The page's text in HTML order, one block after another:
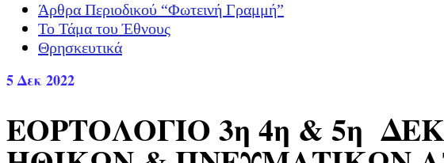
Άρθρα Περιοδικού “Φωτεινή Γραμμή”
Το Τάμα του Έθνους
Θρησκευτικά
5Δεκ 2022
ΕΟΡΤΟΛΟΓΙΟ 3η 4η & 5η